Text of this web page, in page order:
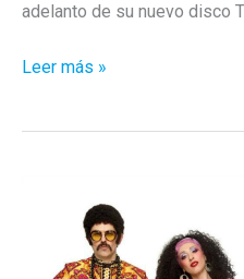
adelanto de su nuevo disco
El
Leer más »